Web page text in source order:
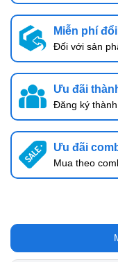
Miễn phí
Đối với sản
Ưu đãi
Đăng ký
Ưu đãi
Mua theo